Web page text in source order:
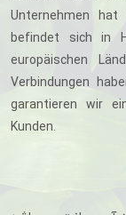
Unternehmen
befindet sich in
europäischen
Verbindungen
garantieren wir
Kunden.